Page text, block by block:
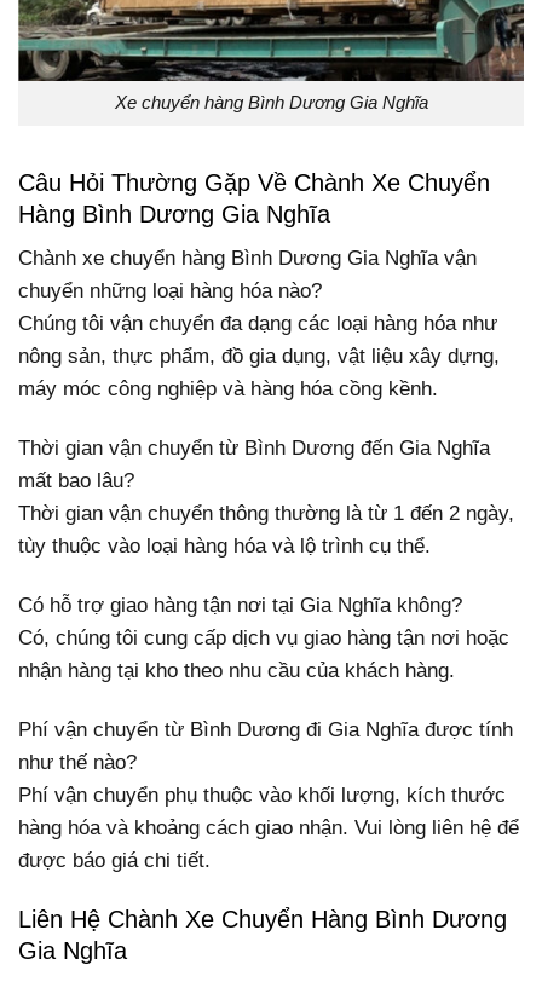
Xe chuyển hàng Bình Dương Gia Nghĩa
Câu Hỏi Thường Gặp Về Chành Xe Chuyển
Hàng Bình Dương Gia Nghĩa
Chành xe chuyển hàng Bình Dương Gia Nghĩa vận
chuyển những loại hàng hóa nào?
Chúng tôi vận chuyển đa dạng các loại hàng hóa như
nông sản, thực phẩm, đồ gia dụng, vật liệu xây dựng,
máy móc công nghiệp và hàng hóa cồng kềnh.
Thời gian vận chuyển từ Bình Dương đến Gia Nghĩa
mất bao lâu?
Thời gian vận chuyển thông thường là từ 1 đến 2 ngày,
tùy thuộc vào loại hàng hóa và lộ trình cụ thể.
Có hỗ trợ giao hàng tận nơi tại Gia Nghĩa không?
Có, chúng tôi cung cấp dịch vụ giao hàng tận nơi hoặc
nhận hàng tại kho theo nhu cầu của khách hàng.
Phí vận chuyển từ Bình Dương đi Gia Nghĩa được tính
như thế nào?
Phí vận chuyển phụ thuộc vào khối lượng, kích thước
hàng hóa và khoảng cách giao nhận. Vui lòng liên hệ để
được báo giá chi tiết.
Liên Hệ Chành Xe Chuyển Hàng Bình Dương
Gia Nghĩa